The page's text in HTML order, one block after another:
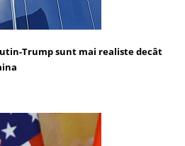
Trump sunt mai realiste decât